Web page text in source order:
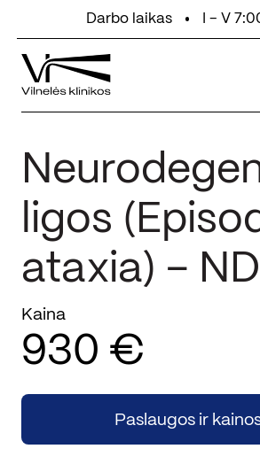
Eiti prie turinioDarbo laikas I - V
+370 647 55 000
ligos
ataxia) –
Kaina
930 €
Paslaugos ir